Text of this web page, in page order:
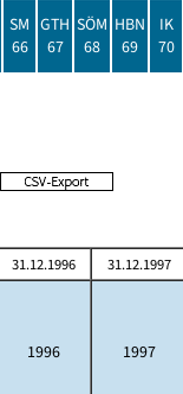
SM
66
GTH
67
SÖM
68
HBN
69
IK
70
31.12.1996 31.12.1997
1996 1997